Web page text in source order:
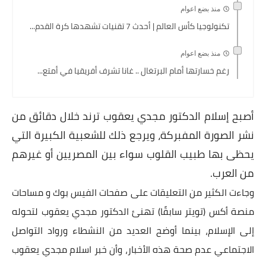
منذ بضع اعوام
تكنولوجيا كأس العالم | أحدث 7 تقنيات تشهدها كرة القدم...
منذ بضع اعوام
رغم خسارتها أمام البرتغال .. غانا تشرف أفريقيا في أمتع...
أصبح إسلام الدكتور مجدي يعقوب ترند خلال دقائق من
نشر الصورة المفبركة، ويرجع ذلك للشعبية الكبيرة التي
يحظى بها طبيب القلوب سواء بين المصريين أو غيرهم
من العرب.
وجاءت الكثير من التعليقات على صفحات الفيس بوك و مساحات
منصة أكس (تويتر سابقًا) تهنئ الدكتور مجدي يعقوب لتحوله
إلى الإسلام، بينما أوضح العديد من النشطاء ورواد التواصل
الاجتماعي عدم صحة هذه الأخبار، وأن خبر اسلام مجدي يعقوب